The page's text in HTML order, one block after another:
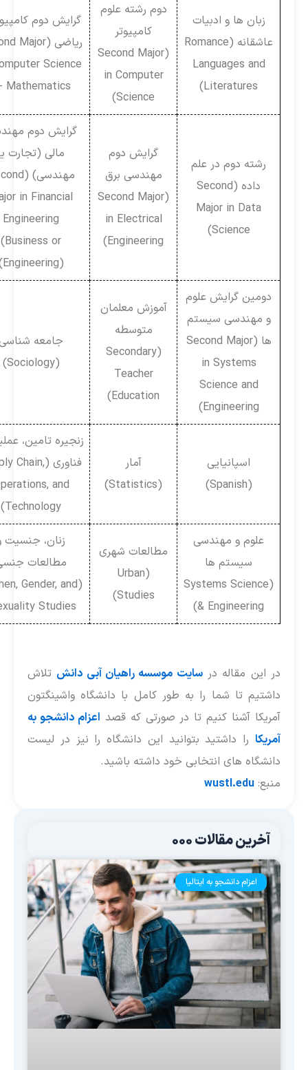
زبان ها و ادبیات
عاشقانه (Romance
Languages and
Literatures)
دوم رشته علوم
کامپیوتر
(Second Major
in Computer
Science)
گرایش دوم کامپیوتر +
ریاضی (Second Major
in Computer Science
+ Mathematics)
رشته دوم در علم
داده (Second
Major in Data
Science)
گرایش دوم
مهندسی برق
(Second Major
in Electrical
Engineering)
گرایش دوم مهندسی
مالی (تجارت یا
مهندسی) (Second
Major in Financial
Engineering
(Business or
Engineering))
دومین گرایش علوم
و مهندسی سیستم
ها (Second Major
in Systems
Science and
Engineering)
آموزش معلمان
متوسطه
(Secondary
Teacher
Education)
جامعه شناسی
اسپانیایی
زنجیره تامین، عملیات و
فناوری (Supply Chain,
Operations, and
Technology)
علوم و مهندسی
سیستم ها
(Systems Science
& Engineering)
مطالعات شهری
(Urban
Studies)
زنان، جنسیت و
مطالعات جنسی
(Women, Gender, and
Sexuality Studies)
این مقاله درسایت موسسه راهیان آبی دانش تلاش
داشتیم تا شما را به طور کامل با دانشگاه واشینگتون
آشنا کنیم تا در صورتی که قصد اعزام دانشجو به
را داشتید بتوانید این دانشگاه را نیز در لیست
دانشگاه های انتخابی خود داشته باشید.
wustl.edu
آخرین مقالات 000
اعزام دانشجو به ایتالیا